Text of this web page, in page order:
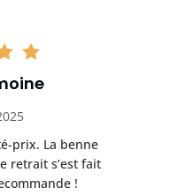
prix. La benne
retrait s’est fait
!